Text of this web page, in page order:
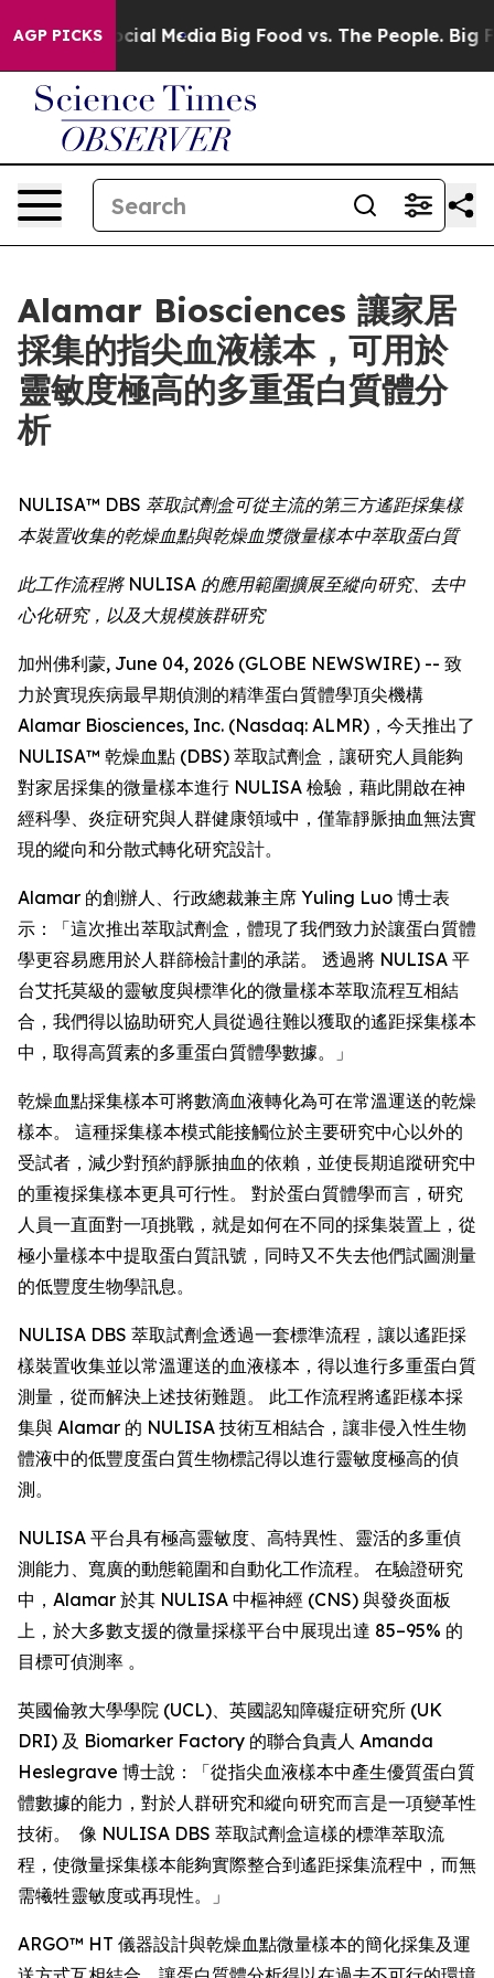
AGP PICKS
on Social Media Big Food vs. The People. Big
Alamar Biosciences 讓家居
採集的指尖血液樣本，可用於
靈敏度極高的多重蛋白質體分
析
NULISA™ DBS 萃取試劑盒可從主流的第三方遙距採集樣
本裝置收集的乾燥血點與乾燥血漿微量樣本中萃取蛋白質
此工作流程將 NULISA 的應用範圍擴展至縱向研究、去中
心化研究，以及大規模族群研究
加州佛利蒙, June 04, 2026 (GLOBE NEWSWIRE) -- 致
力於實現疾病最早期偵測的精準蛋白質體學頂尖機構
Alamar Biosciences, Inc. (Nasdaq: ALMR)，今天推出了
NULISA™ 乾燥血點 (DBS) 萃取試劑盒，讓研究人員能夠
對家居採集的微量樣本進行 NULISA 檢驗，藉此開啟在神
經科學、炎症研究與人群健康領域中，僅靠靜脈抽血無法實
現的縱向和分散式轉化研究設計。
Alamar 的創辦人、行政總裁兼主席 Yuling Luo 博士表
示：「這次推出萃取試劑盒，體現了我們致力於讓蛋白質體
學更容易應用於人群篩檢計劃的承諾。 透過將 NULISA 平
台艾托莫級的靈敏度與標準化的微量樣本萃取流程互相結
合，我們得以協助研究人員從過往難以獲取的遙距採集樣本
中，取得高質素的多重蛋白質體學數據。」
乾燥血點採集樣本可將數滴血液轉化為可在常溫運送的乾燥
樣本。 這種採集樣本模式能接觸位於主要研究中心以外的
受試者，減少對預約靜脈抽血的依賴，並使長期追蹤研究中
的重複採集樣本更具可行性。 對於蛋白質體學而言，研究
人員一直面對一項挑戰，就是如何在不同的採集裝置上，從
極小量樣本中提取蛋白質訊號，同時又不失去他們試圖測量
的低豐度生物學訊息。
NULISA DBS 萃取試劑盒透過一套標準流程，讓以遙距採
樣裝置收集並以常溫運送的血液樣本，得以進行多重蛋白質
測量，從而解決上述技術難題。 此工作流程將遙距樣本採
集與 Alamar 的 NULISA 技術互相結合，讓非侵入性生物
體液中的低豐度蛋白質生物標記得以進行靈敏度極高的偵
測。
NULISA 平台具有極高靈敏度、高特異性、靈活的多重偵
測能力、寬廣的動態範圍和自動化工作流程。 在驗證研究
中，Alamar 於其 NULISA 中樞神經 (CNS) 與發炎面板
上，於大多數支援的微量採樣平台中展現出達 85–95% 的
目標可偵測率 。
英國倫敦大學學院 (UCL)、英國認知障礙症研究所 (UK
DRI) 及 Biomarker Factory 的聯合負責人 Amanda
Heslegrave 博士說：「從指尖血液樣本中產生優質蛋白質
體數據的能力，對於人群研究和縱向研究而言是一項變革性
技術。 像 NULISA DBS 萃取試劑盒這樣的標準萃取流
程，使微量採集樣本能夠實際整合到遙距採集流程中，而無
需犧牲靈敏度或再現性。」
ARGO™ HT 儀器設計與乾燥血點微量樣本的簡化採集及運